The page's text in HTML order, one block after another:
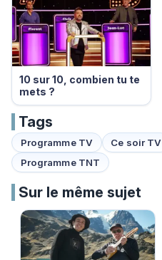
10 sur 10, combien tu te
mets ?
Tags
Programme TV Ce soir TV
Programme TNT
Sur le même sujet